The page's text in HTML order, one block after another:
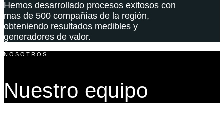
Hemos desarrollado procesos exitosos con
mas de 500 compañías de la región,
obteniendo resultados medibles y
generadores de valor.
NOSOTROS
Nuestro equipo